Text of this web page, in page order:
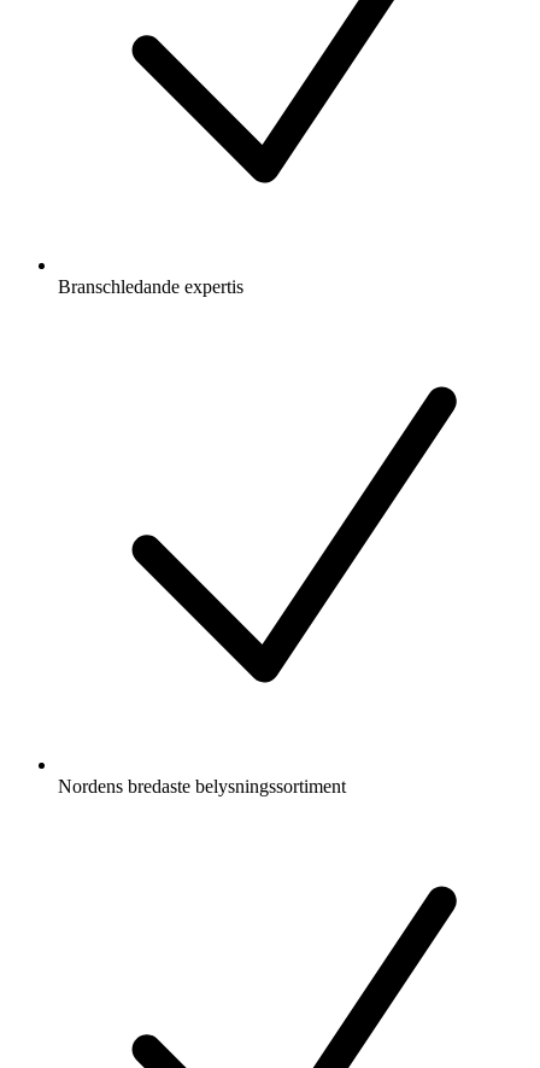
Branschledande expertis
Nordens bredaste belysningssortiment